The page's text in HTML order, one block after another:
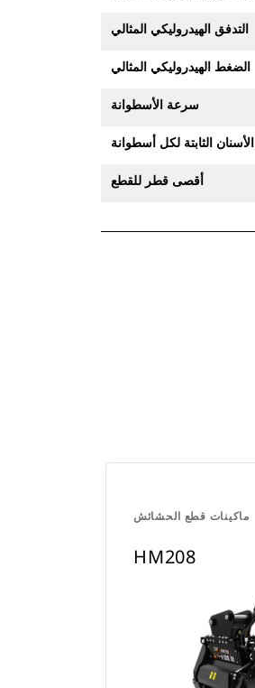
التدفق الهيدروليكي المثالي
الضغط الهيدروليكي المثالي
سرعة الأسطوانة
الأسنان الثابتة لكل أسطوانة
أقصى قطر للقطع
ماكينات قطع الحشائش
HM208